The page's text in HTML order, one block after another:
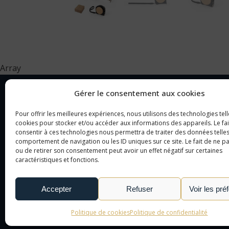
Gérer le consentement aux cookies
Pour offrir les meilleures expériences, nous utilisons des technologies
cookies pour stocker et/ou accéder aux informations des appareils. Le
consentir à ces technologies nous permettra de traiter des données
comportement de navigation ou les ID uniques sur ce site. Le fait de ne
ou de retirer son consentement peut avoir un effet négatif sur certaines
caractéristiques et fonctions.
Accepter Refuser Voir les
Politique de cookiesPolitique de confidentialité
Array
NOTRE SOCIÉTÉ
NOTRE AGENCE
NOTRE DÉMARCHE
LE MONDE DE L'OBJET
PUBLICITAIRE